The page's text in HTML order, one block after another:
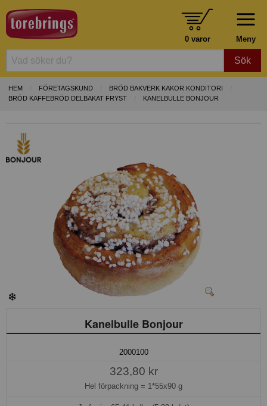
Meny
0 varor
Sök
HEM FÖRETAGSKUND
BRÖD BAKVERK KAKOR KONDITORI
BRÖD KAFFEBRÖD DELBAKAT FRYST
KANELBULLE BONJOUR
Kanelbulle Bonjour
2000100
323,80 kr
Hel förpackning = 1*55x90 g